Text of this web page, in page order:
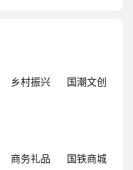
乡村振兴 国潮文创
商务礼品 国铁商城